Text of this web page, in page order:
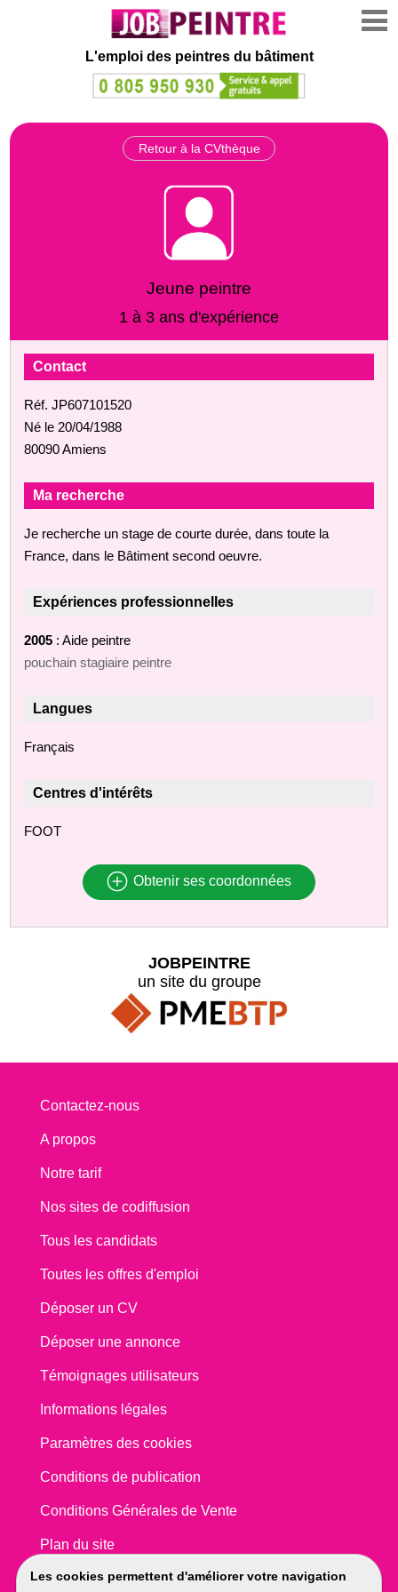
L'emploi des peintres du bâtiment
Retour à la CVthèque
Jeune peintre
1 à 3 ans d'expérience
Contact
Réf. JP607101520
Né le 20/04/1988
80090 Amiens
Ma recherche
Je recherche un stage de courte durée, dans toute la
France, dans le Bâtiment second oeuvre.
Expériences professionnelles
2005 : Aide peintre
pouchain stagiaire peintre
Langues
Français
Centres d'intérêts
FOOT
Obtenir ses coordonnées
Les cookies permettent d'améliorer votre navigation
JOBPEINTRE
un site du groupe
Contactez-nous
A propos
Notre tarif
Nos sites de codiffusion
Tous les candidats
Toutes les offres d'emploi
Déposer un CV
Déposer une annonce
Témoignages utilisateurs
Informations légales
Paramètres des cookies
Conditions de publication
Conditions Générales de Vente
Plan du site